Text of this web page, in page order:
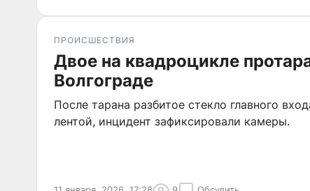
ПРОИСШЕСТВИЯ
Двое на квадроцикле
Волгограде
После тарана разбитое стекло главного
лентой, инцидент зафиксировали камеры.